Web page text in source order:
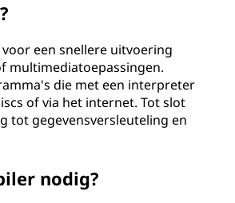
een snellere uitvoering
multimediatoepassingen.
die met een interpreter
of via het internet. Tot slot
tot gegevensversleuteling en
nodig?